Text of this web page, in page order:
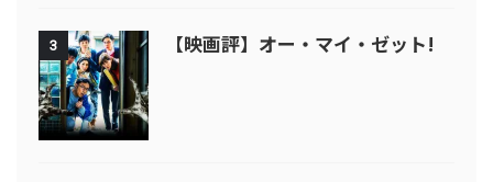
3 【映画評】オー・マイ・ゼット!